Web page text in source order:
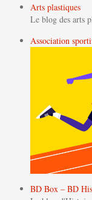
Arts plastiques
Le blog des arts
Association
BD Box – BD